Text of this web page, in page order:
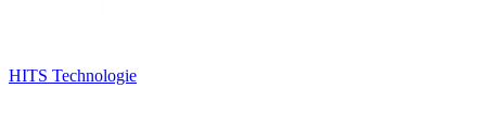
HITS Technologie